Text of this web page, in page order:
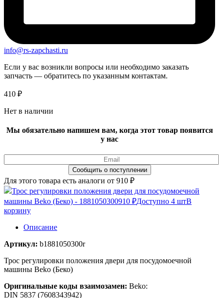
info@rs-zapchasti.ru
Если у вас возникли вопросы или необходимо заказать
запчасть — обратитесь по указанным контактам.
410 ₽
Нет в наличии
Мы обязательно напишем вам, когда этот товар появится
у нас
Для этого товара есть аналоги от 910 ₽
Трос регулировки положения двери для посудомоечной
машины Beko (Беко) - 1881050300910 ₽Доступно 4 штВ
корзину
Описание
Артикул: b1881050300r
Трос регулировки положения двери для посудомоечной
машины Beko (Беко)
Оригинальные коды взаимозамен: Beko:
DIN 5837 (7608343942)